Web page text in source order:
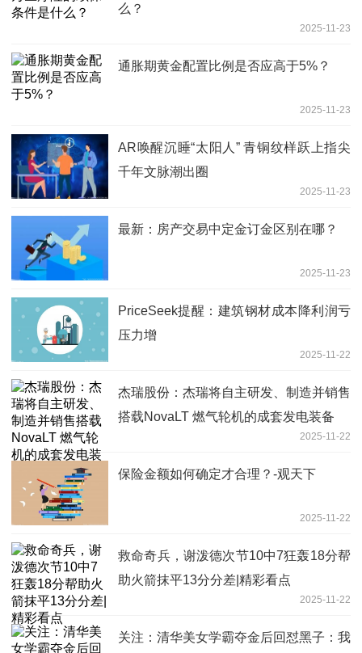
么？
2025-11-23
通胀期黄金配置比例是否应高于5%？
2025-11-23
AR唤醒沉睡“太阳人” 青铜纹样跃上指尖
千年文脉潮出圈
2025-11-23
最新：房产交易中定金订金区别在哪？
2025-11-23
PriceSeek提醒：建筑钢材成本降利润亏
压力增
2025-11-22
杰瑞股份：杰瑞将自主研发、制造并销售
搭载NovaLT 燃气轮机的成套发电装备
2025-11-22
保险金额如何确定才合理？-观天下
2025-11-22
救命奇兵，谢泼德次节10中7狂轰18分帮
助火箭抹平13分分差|精彩看点
2025-11-22
关注：清华美女学霸夺金后回怼黑子：我